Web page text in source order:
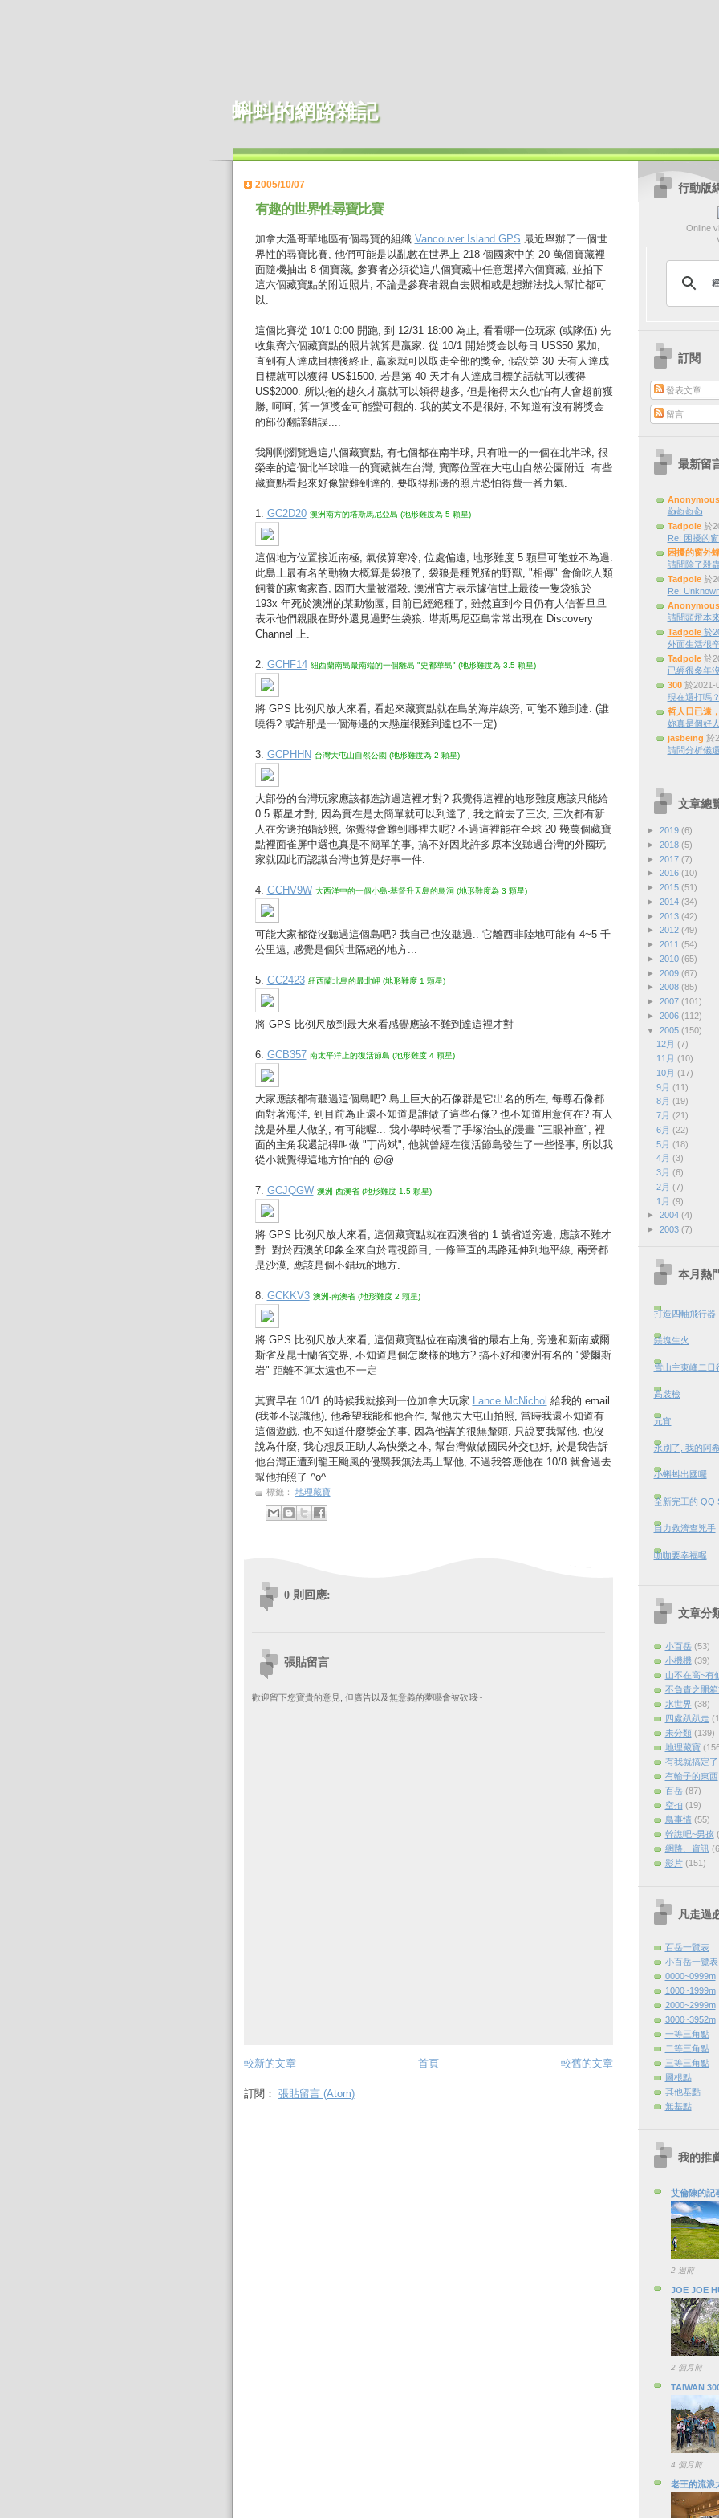
蝌蚪的網路雜記
2005/10/07
有趣的世界性尋寶比賽
加拿大溫哥華地區有個尋寶的組織 Vancouver Island GPS 最近舉辦了一個世
界性的尋寶比賽, 他們可能是以亂數在世界上 218 個國家中的 20 萬個寶藏裡
面隨機抽出 8 個寶藏, 參賽者必須從這八個寶藏中任意選擇六個寶藏, 並拍下
這六個藏寶點的附近照片, 不論是參賽者親自去照相或是想辦法找人幫忙都可
以.
這個比賽從 10/1 0:00 開跑, 到 12/31 18:00 為止, 看看哪一位玩家 (或隊伍) 先
收集齊六個藏寶點的照片就算是贏家. 從 10/1 開始獎金以每日 US$50 累加,
直到有人達成目標後終止, 贏家就可以取走全部的獎金, 假設第 30 天有人達成
目標就可以獲得 US$1500, 若是第 40 天才有人達成目標的話就可以獲得
US$2000. 所以拖的越久才贏就可以領得越多, 但是拖得太久也怕有人會超前獲
勝, 呵呵, 算一算獎金可能蠻可觀的. 我的英文不是很好, 不知道有沒有將獎金
的部份翻譯錯誤....
我剛剛瀏覽過這八個藏寶點, 有七個都在南半球, 只有唯一的一個在北半球, 很
榮幸的這個北半球唯一的寶藏就在台灣, 實際位置在大屯山自然公園附近. 有些
藏寶點看起來好像蠻難到達的, 要取得那邊的照片恐怕得費一番力氣.
1. GC2D20 澳洲南方的塔斯馬尼亞島 (地形難度為 5 顆星)
這個地方位置接近南極, 氣候算寒冷, 位處偏遠, 地形難度 5 顆星可能並不為過.
此島上最有名的動物大概算是袋狼了, 袋狼是種兇猛的野獸, "相傳" 會偷吃人類
飼養的家禽家畜, 因而大量被濫殺, 澳洲官方表示據信世上最後一隻袋狼於
193x 年死於澳洲的某動物園, 目前已經絕種了, 雖然直到今日仍有人信誓旦旦
表示他們親眼在野外還見過野生袋狼. 塔斯馬尼亞島常常出現在 Discovery
Channel 上.
2. GCHF14 紐西蘭南島最南端的一個離島 "史都華島" (地形難度為 3.5 顆星)
將 GPS 比例尺放大來看, 看起來藏寶點就在島的海岸線旁, 可能不難到達. (誰
曉得? 或許那是一個海邊的大懸崖很難到達也不一定)
3. GCPHHN 台灣大屯山自然公園 (地形難度為 2 顆星)
大部份的台灣玩家應該都造訪過這裡才對? 我覺得這裡的地形難度應該只能給
0.5 顆星才對, 因為實在是太簡單就可以到達了, 我之前去了三次, 三次都有新
人在旁邊拍婚紗照, 你覺得會難到哪裡去呢? 不過這裡能在全球 20 幾萬個藏寶
點裡面雀屏中選也真是不簡單的事, 搞不好因此許多原本沒聽過台灣的外國玩
家就因此而認識台灣也算是好事一件.
4. GCHV9W 大西洋中的一個小島-基督升天島的鳥洞 (地形難度為 3 顆星)
可能大家都從沒聽過這個島吧? 我自己也沒聽過.. 它離西非陸地可能有 4~5 千
公里遠, 感覺是個與世隔絕的地方...
5. GC2423 紐西蘭北島的最北岬 (地形難度 1 顆星)
將 GPS 比例尺放到最大來看感覺應該不難到達這裡才對
6. GCB357 南太平洋上的復活節島 (地形難度 4 顆星)
大家應該都有聽過這個島吧? 島上巨大的石像群是它出名的所在, 每尊石像都
面對著海洋, 到目前為止還不知道是誰做了這些石像? 也不知道用意何在? 有人
說是外星人做的, 有可能喔... 我小學時候看了手塚治虫的漫畫 "三眼神童", 裡
面的主角我還記得叫做 "丁尚斌", 他就曾經在復活節島發生了一些怪事, 所以我
從小就覺得這地方怕怕的 @@
7. GCJQGW 澳洲-西澳省 (地形難度 1.5 顆星)
將 GPS 比例尺放大來看, 這個藏寶點就在西澳省的 1 號省道旁邊, 應該不難才
對. 對於西澳的印象全來自於電視節目, 一條筆直的馬路延伸到地平線, 兩旁都
是沙漠, 應該是個不錯玩的地方.
8. GCKKV3 澳洲-南澳省 (地形難度 2 顆星)
將 GPS 比例尺放大來看, 這個藏寶點位在南澳省的最右上角, 旁邊和新南威爾
斯省及昆士蘭省交界, 不知道是個怎麼樣的地方? 搞不好和澳洲有名的 "愛爾斯
岩" 距離不算太遠也不一定
其實早在 10/1 的時候我就接到一位加拿大玩家 Lance McNichol 給我的 email
(我並不認識他), 他希望我能和他合作, 幫他去大屯山拍照, 當時我還不知道有
這個遊戲, 也不知道什麼獎金的事, 因為他講的很無釐頭, 只說要我幫他, 也沒
說為什麼, 我心想反正助人為快樂之本, 幫台灣做做國民外交也好, 於是我告訴
他台灣正遭到龍王颱風的侵襲我無法馬上幫他, 不過我答應他在 10/8 就會過去
幫他拍照了 ^o^
標籤： 地理藏寶
0 則回應:
張貼留言
歡迎留下您寶貴的意見, 但廣告以及無意義的夢囈會被砍哦~
較新的文章 較舊的文章
首頁
訂閱： 張貼留言 (Atom)
行動版
Online
訂閱
發表文章
留言
最新留
Anonymous
👍👍👍👍
Tadpole於
Re: 困擾的
困擾的窗外
請問除了殺
Tadpole於
Re:
Anonymous
請問頭燈本
Tadpole於
外面生活很
Tadpole於
已經很多年
300於2021-
現在還打嗎？
哲人日已遠
妳真是個好人
jasbeing 於
請問分析儀
文章總
► 2019 (6)
► 2018 (5)
► 2017 (7)
► 2016 (10)
► 2015 (51)
► 2014 (34)
► 2013 (42)
► 2012 (49)
► 2011 (54)
► 2010 (65)
► 2009 (67)
► 2008 (85)
► 2007 (101)
► 2006 (112)
▼ 2005 (150)
12月 (7)
11月 (10)
10月 (17)
9月 (11)
8月 (19)
7月 (21)
6月 (22)
5月 (18)
4月 (3)
3月 (6)
2月 (7)
1月 (9)
► 2004 (4)
► 2003 (7)
本月熱
打造四軸飛行器
鎂塊生火
雪山主東峰二日
高裝檢
元宵
永別了, 我的阿
小蝌蚪出國囉
全新完工的 QQ
自力救濟查兇手
咖咖要幸福喔
文章分
小百岳 (53)
小機機 (39)
山不在高~有
不負責之開箱
水世界 (38)
四處趴趴走
未分類 (139)
地理藏寶
有我就搞定
有輪子的東西
百岳 (87)
空拍 (19)
鳥事情 (55)
幹譙吧~男孩
網路、資訊
影片 (151)
凡走過
百岳一覽表
小百岳一覽表
0000~0999m
1000~1999m
2000~2999m
3000~3952m
一等三角點
二等三角點
三等三角點
圖根點
其他基點
無基點
我的推
艾倫陳的記
2 週前
JOE JOE
2 個月前
TAIWAN
4 個月前
老王的流浪